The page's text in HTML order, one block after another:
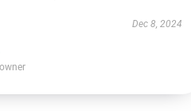
Dec 8, 2024